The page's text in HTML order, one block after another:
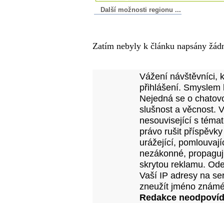
Další možnosti regionu ...
Zatím nebyly k článku napsány
Vážení návštěvníci,
přihlášení.
Nejedná se o
slušnost a věcnost.
nesouvisející s
právo rušit
urážející,
nezákonné,
skrytou reklamu.
Vaší IP adresy na
zneužít jméno
Redakce